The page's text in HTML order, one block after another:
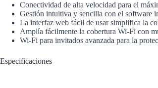
Conectividad de alta velocidad para el
Gestión intuitiva y sencilla con el software
La interfaz web fácil de usar simplifica la
Amplía fácilmente la cobertura Wi-Fi con
Wi-Fi para invitados avanzada para la
Especificaciones